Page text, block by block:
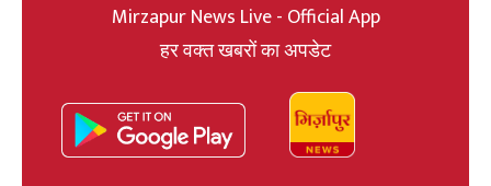
Mirzapur News Live - Official App
हर वक्त खबरों का अपडेट